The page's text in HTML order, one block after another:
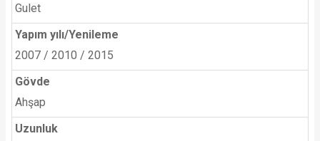
Gulet
Yapım yılı/Yenileme
2007 / 2010 / 2015
Gövde
Ahşap
Uzunluk